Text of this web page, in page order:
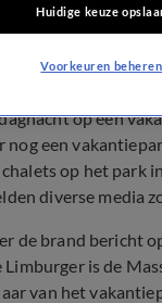
op een
nog een
chalets op het park
diverse media
de brand bericht
is de
van het
Huidige keuze
Voorkeuren beheren